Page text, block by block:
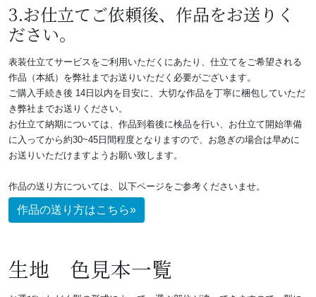
3.お仕立てご依頼後、作品をお送りく
ださい。
表装仕立てサービスをご利用いただくにあたり、仕立てをご希望される
作品（本紙）を弊社までお送りいただく必要がございます。
ご購入手続き後 14日以内を目安に、大切な作品を丁寧に梱包していただ
き弊社までお送りください。
お仕立て納期については、作品到着後に検品を行い、お仕立て開始準備
に入ってから約30~45日間程度となりますので、お急ぎの場合は早めに
お送りいただけますようお願い致します。
作品の送り方については、以下ページをご参考くださいませ。
作品の送り方はこちら»
生地 色見本一覧